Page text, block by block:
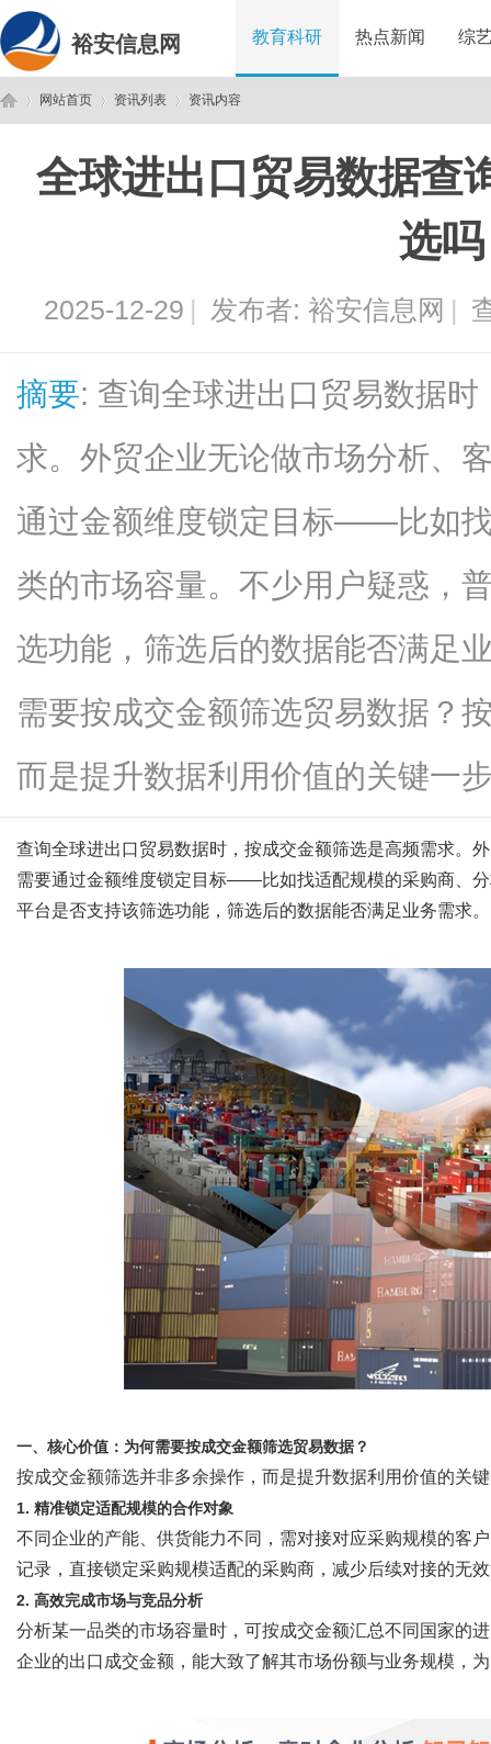
裕安信息网 教育科研 热点新闻 综
网站首页
›
资讯列表
›
资讯内容
全球进出口贸易数据查
选
2025-12-29 | 发布者: 裕安信息网 |
摘要: 查询全球进出口贸易数据
求。外贸企业无论做市场分析、
通过金额维度锁定目标——比如
类的市场容量。不少用户疑惑，
选功能，筛选后的数据能否满足
需要按成交金额筛选贸易数据？
而是提升数据利用价值的关键一
查询全球进出口贸易数据时，按成交金额筛选是高频需求。
需要通过金额维度锁定目标——比如找适配规模的采购商、分
平台是否支持该筛选功能，筛选后的数据能否满足业务需求。
一、核心价值：为何需要按成交金额筛选贸易数据？
按成交金额筛选并非多余操作，而是提升数据利用价值的关
1. 精准锁定适配规模的合作对象
不同企业的产能、供货能力不同，需对接对应采购规模的客
记录，直接锁定采购规模适配的采购商，减少后续对接的无
2. 高效完成市场与竞品分析
分析某一品类的市场容量时，可按成交金额汇总不同国家的
企业的出口成交金额，能大致了解其市场份额与业务规模，